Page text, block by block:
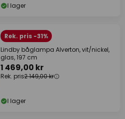
I lager
Rek. pris -31%
Lindby båglampa Alverton, vit/nickel,
glas, 197 cm
1 469,00 kr
Rek. pris2 149,00 kr
I lager